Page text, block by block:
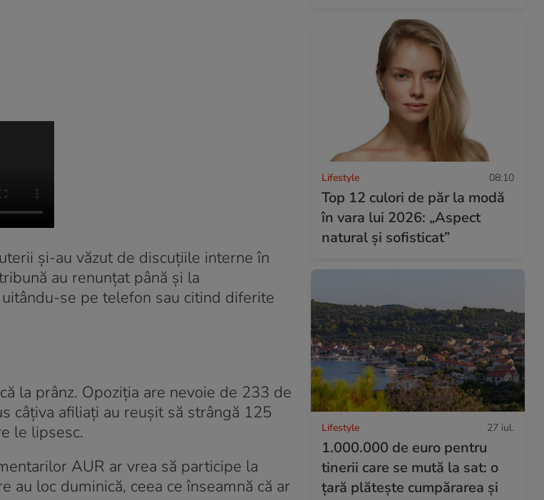
și-au văzut de discuțiile interne în
au renunțat până și la
se pe telefon sau citind diferite
la prânz. Opoziția are nevoie de 233 de
câțiva afiliați au reușit să strângă 125
le lipsesc.
AUR ar vrea să participe la
au loc duminică, ceea ce înseamnă că ar
Lifestyle 08:10
Top 12 culori de păr la modă
în vara lui 2026: „Aspect
natural și sofisticat”
Lifestyle 27 iul.
1.000.000 de euro pentru
tinerii care se mută la sat: o
țară plătește cumpărarea și